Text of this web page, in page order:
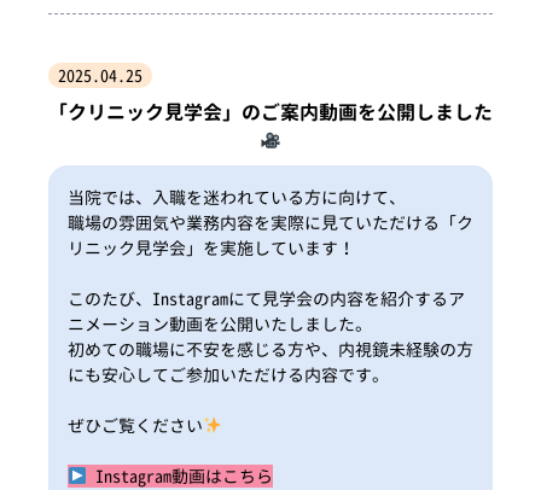
2025.04.25
「クリニック見学会」のご案内動画を公開しました
当院では、入職を迷われている方に向けて、
職場の雰囲気や業務内容を実際に見ていただける「ク
リニック見学会」を実施しています！
このたび、Instagramにて見学会の内容を紹介するア
ニメーション動画を公開いたしました。
初めての職場に不安を感じる方や、内視鏡未経験の方
にも安心してご参加いただける内容です。
ぜひご覧ください
Instagram動画はこちら